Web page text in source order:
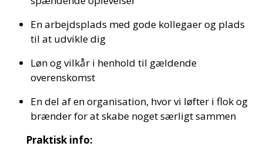
En arbejdsplads med gode kollegaer og plads
til at udvikle dig
Løn og vilkår i henhold til gældende
overenskomst
En del af en organisation, hvor vi løfter i flok og
brænder for at skabe noget særligt sammen
Praktisk info: